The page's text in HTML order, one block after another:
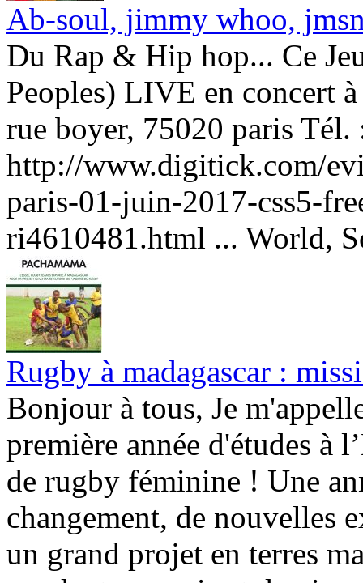
Ab-soul, jimmy whoo,
Du Rap & Hip hop... Ce
Peoples) LIVE en concert
rue boyer, 75020 paris
http://www.digitick.com/
paris-01-juin-2017-css5-
ri4610481.html ... World,
Rugby à madagascar :
Bonjour à tous, Je
première année d'études à
de rugby féminine ! Une
changement, de nouvelles
un grand projet en terres